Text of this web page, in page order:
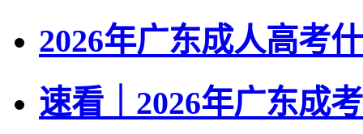
2026年广东成人高考
速看｜2026年广东成